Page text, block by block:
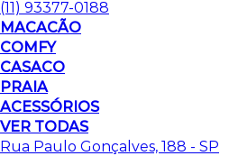
(11) 93377-0188
MACACÃO
COMFY
CASACO
PRAIA
ACESSÓRIOS
VER TODAS
Rua Paulo Gonçalves, 188 - SP